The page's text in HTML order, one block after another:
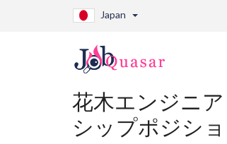
Japan
花木エンジニ
シップポジシ